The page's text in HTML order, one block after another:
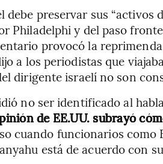
debe preservar sus “activos
Philadelphi y del paso
provocó la
a los periodistas que
dirigente israelí no son
no ser identificado al
de EE.UU. subrayó
cuando funcionarios como
está de acuerdo con